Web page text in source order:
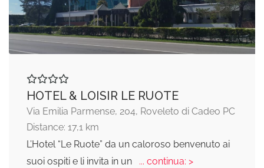
HOTEL & LOISIR LE RUOTE
Via Emilia Parmense, 204, Roveleto di Cadeo PC
Distance: 17,1 km
L’Hotel “Le Ruote” da un caloroso benvenuto ai
suoi ospiti e li invita in un
... continua: >